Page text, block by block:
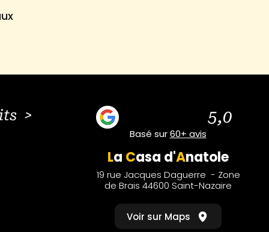
> 5,0
Basé sur60+ avis
La Casa d'Anatole
19 rue Jacques Daguerre - Zone
de Brais 44600 Saint-Nazaire
Voir sur Maps